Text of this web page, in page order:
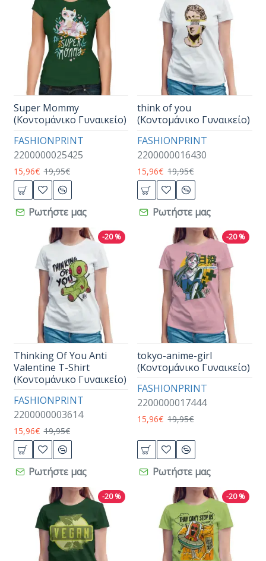
FASHIONPRINT
2200000025425
Super Mommy
(Κοντομάνικο Γυναικείο)
15,96€ 19,95€
Ρωτήστε μας
FASHIONPRINT
2200000016430
think of you
(Κοντομάνικο Γυναικείο)
15,96€ 19,95€
Ρωτήστε μας
-20 %
FASHIONPRINT
2200000003614
Thinking Of You Anti
Valentine T-Shirt
(Κοντομάνικο Γυναικείο)
15,96€ 19,95€
Ρωτήστε μας
-20 %
FASHIONPRINT
2200000017444
tokyo-anime-girl
(Κοντομάνικο Γυναικείο)
15,96€ 19,95€
Ρωτήστε μας
-20 % -20 %